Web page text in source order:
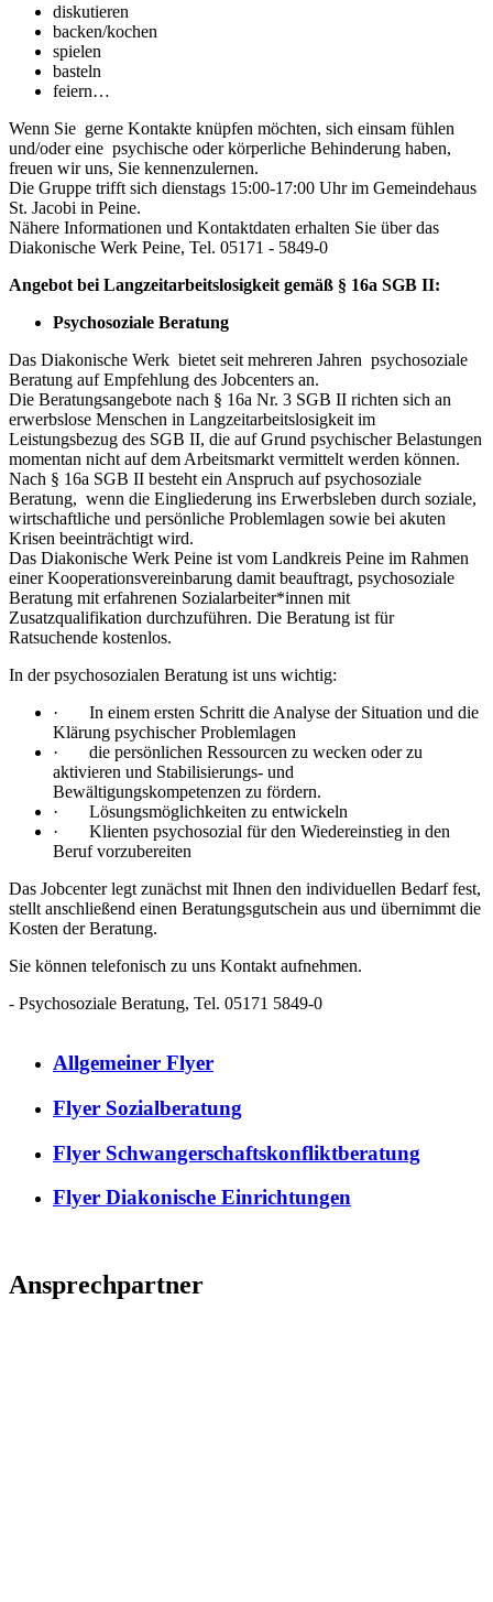
diskutieren
backen/kochen
spielen
basteln
feiern…
Wenn Sie gerne Kontakte knüpfen möchten, sich einsam fühlen
und/oder eine psychische oder körperliche Behinderung haben,
freuen wir uns, Sie kennenzulernen.
Die Gruppe trifft sich dienstags 15:00-17:00 Uhr im Gemeindehaus
St. Jacobi in Peine.
Nähere Informationen und Kontaktdaten erhalten Sie über das
Diakonische Werk Peine, Tel. 05171 - 5849-0
Angebot bei Langzeitarbeitslosigkeit gemäß § 16a SGB II:
Psychosoziale Beratung
Das Diakonische Werk bietet seit mehreren Jahren psychosoziale
Beratung auf Empfehlung des Jobcenters an.
Die Beratungsangebote nach § 16a Nr. 3 SGB II richten sich an
erwerbslose Menschen in Langzeitarbeitslosigkeit im
Leistungsbezug des SGB II, die auf Grund psychischer Belastungen
momentan nicht auf dem Arbeitsmarkt vermittelt werden können.
Nach § 16a SGB II besteht ein Anspruch auf psychosoziale
Beratung, wenn die Eingliederung ins Erwerbsleben durch soziale,
wirtschaftliche und persönliche Problemlagen sowie bei akuten
Krisen beeinträchtigt wird.
Das Diakonische Werk Peine ist vom Landkreis Peine im Rahmen
einer Kooperationsvereinbarung damit beauftragt, psychosoziale
Beratung mit erfahrenen Sozialarbeiter*innen mit
Zusatzqualifikation durchzuführen. Die Beratung ist für
Ratsuchende kostenlos.
In der psychosozialen Beratung ist uns wichtig:
· In einem ersten Schritt die Analyse der Situation und die
Klärung psychischer Problemlagen
· die persönlichen Ressourcen zu wecken oder zu
aktivieren und Stabilisierungs- und
Bewältigungskompetenzen zu fördern.
· Lösungsmöglichkeiten zu entwickeln
· Klienten psychosozial für den Wiedereinstieg in den
Beruf vorzubereiten
​Das Jobcenter legt zunächst mit Ihnen den individuellen Bedarf fest,
stellt anschließend einen Beratungsgutschein aus und übernimmt die
Kosten der Beratung.
Sie können telefonisch zu uns Kontakt aufnehmen.
- Psychosoziale Beratung, Tel. 05171 5849-0
Allgemeiner Flyer
Flyer Sozialberatung
Flyer Schwangerschaftskonfliktberatung
Flyer Diakonische Einrichtungen
Ansprechpartner